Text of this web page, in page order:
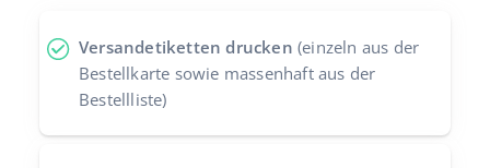
Ecosystem
Base Analytics
Base Connect
Base.com Audit
español (AR)
español (MX)
Français
Versandetiketten drucken (einzeln aus der
Bestellkarte sowie massenhaft aus der
Bestellliste)